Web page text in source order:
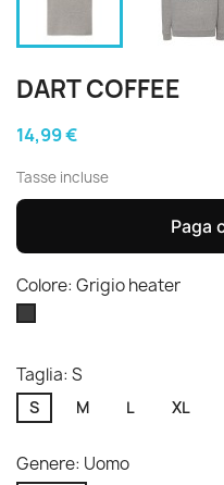
DART COFFEE
14,99 €
Tasse incluse
Colore: Grigio heater
Taglia: S
S M L XL
Genere: Uomo